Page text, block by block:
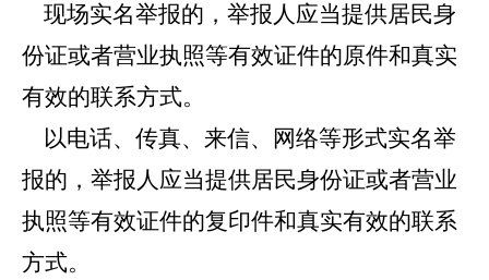
现场实名举报的，举报人应当提供居民身
份证或者营业执照等有效证件的原件和真实
有效的联系方式。
以电话、传真、来信、网络等形式实名举
报的，举报人应当提供居民身份证或者营业
执照等有效证件的复印件和真实有效的联系
方式。